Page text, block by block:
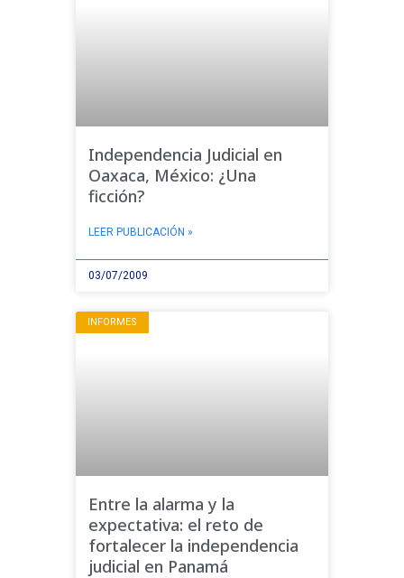
Independencia Judicial en
Oaxaca, México: ¿Una
ficción?
LEER PUBLICACIÓN »
03/07/2009
INFORMES
Entre la alarma y la
expectativa: el reto de
fortalecer la independencia
judicial en Panamá